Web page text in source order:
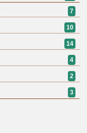
7
10
14
4
2
3